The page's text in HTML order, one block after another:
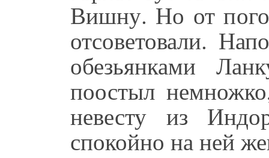
Вишну. Но от
отсоветовали.
обезьянками
поостыл
невесту из
спокойно на ней